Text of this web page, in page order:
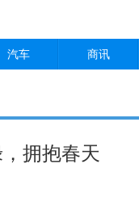
汽车 商讯
拥抱春天